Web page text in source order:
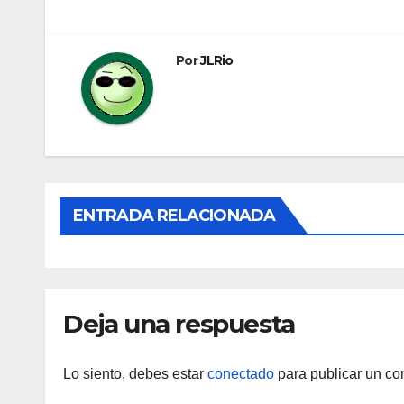
entradas
PorJLRio
ENTRADA RELACIONADA
Deja una respuesta
Lo siento, debes estar conectado para publicar un